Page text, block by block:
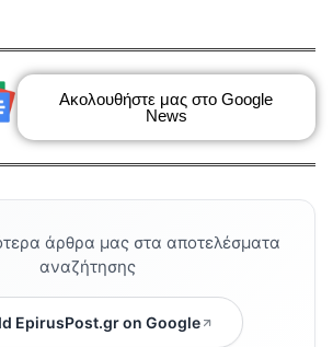
Ακολουθήστε μας στο Google
News
άρθρα μας στα αποτελέσματα
αναζήτησης
EpirusPost.gr on Google